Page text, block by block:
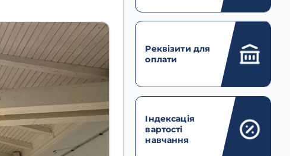
Реквізити для
оплати
Індексація
вартості
навчання